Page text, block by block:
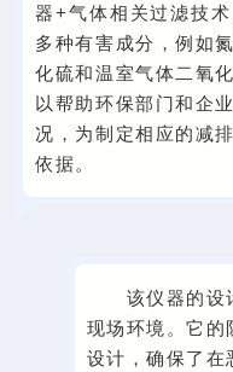
器+气体相关过滤技
多种有害成分，例如
化硫和温室气体二氧
以帮助环保部门和企
况，为制定相应的减
依据。
该仪器的设
现场环境。它的
设计，确保了在